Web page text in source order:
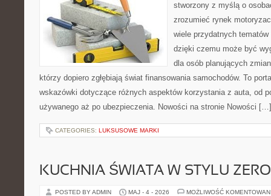
stworzony z myślą o
zrozumieć rynek
wiele przydatnych
dzięki czemu może być
dla osób planujących
którzy dopiero zgłębiają świat finansowania samochodów. To
wskazówki dotyczące różnych aspektów korzystania z auta, od
używanego aż po ubezpieczenia. Nowości na stronie Nowości […]
CATEGORIES: LUKSUSOWE MARKI
KUCHNIA ŚWIATA W STYLU
POSTED BY ADMIN MAJ - 4 - 2026 MOŻLIWOŚĆ